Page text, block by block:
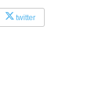
twitter